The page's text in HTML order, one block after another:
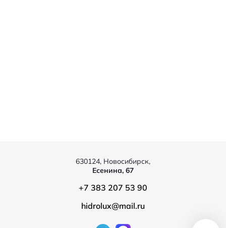
630124, Новосибирск,
Есенина, 67
+7 383 207 53 90
hidrolux@mail.ru